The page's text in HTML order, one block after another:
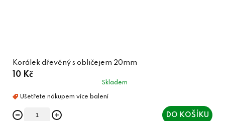
Korálek dřevěný s obličejem 20mm
10 Kč
Skladem
DO KOŠÍKU